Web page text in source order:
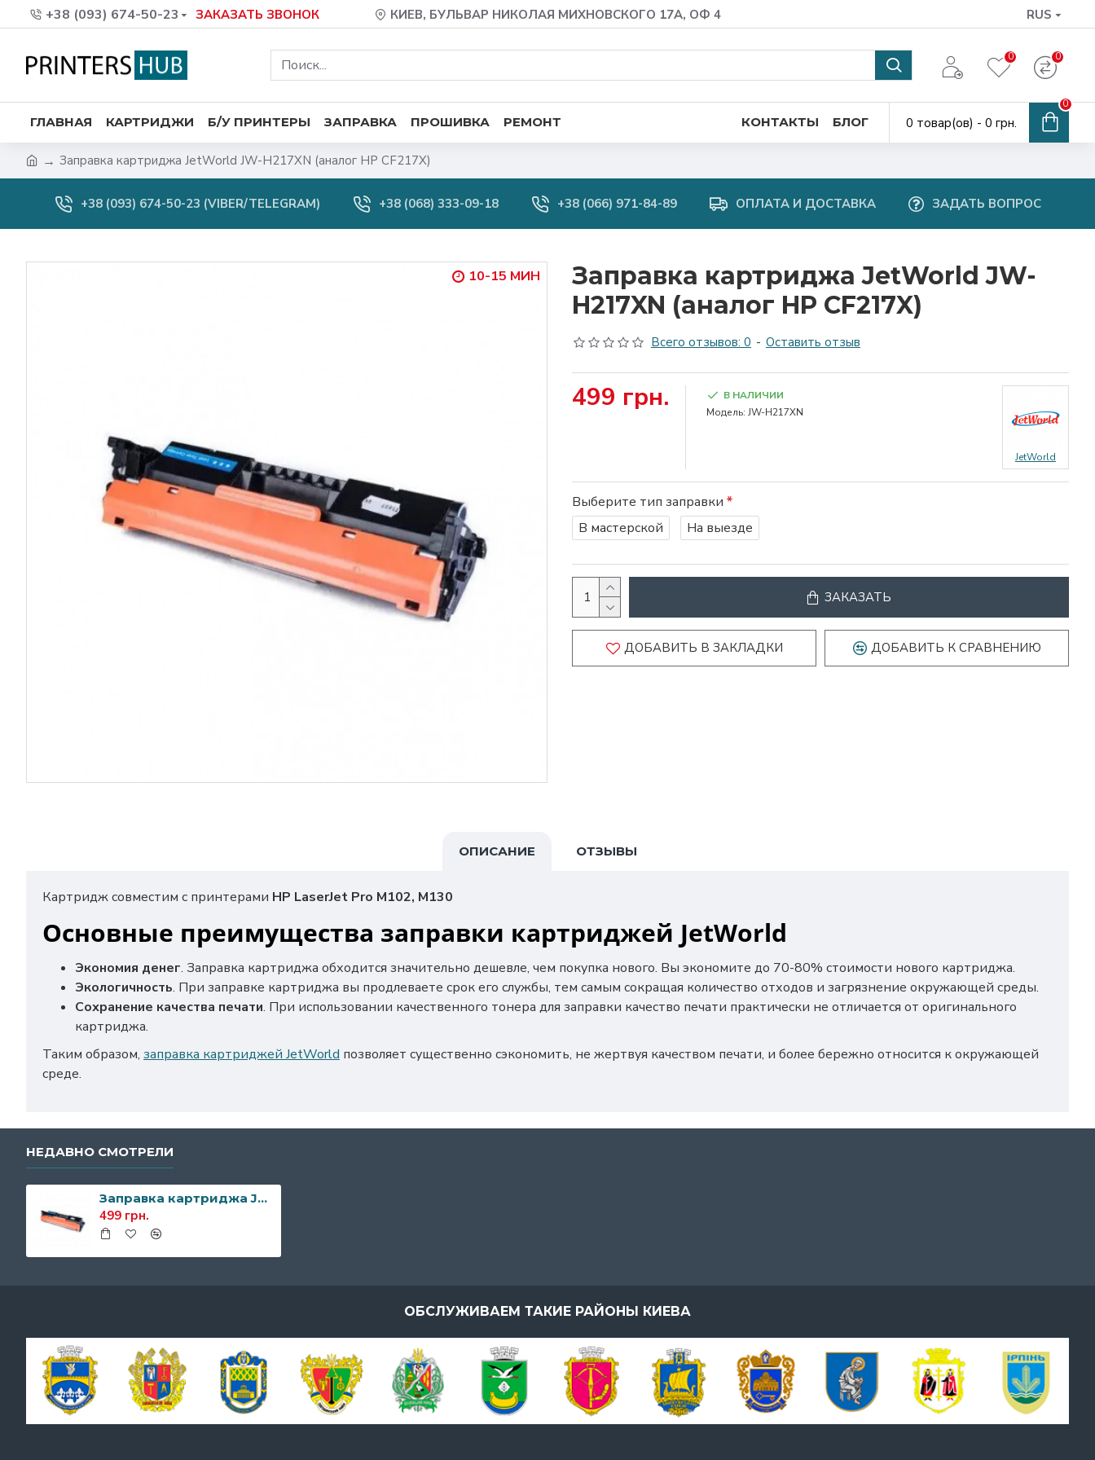
+38 (093) 674-50-23 ЗАКАЗАТЬ ЗВОНОК КИЕВ, БУЛЬВАР НИКОЛАЯ МИХНОВСКОГО 17А, ОФ 4 RUS
0 0
ГЛАВНАЯ КАРТРИДЖИ Б/У ПРИНТЕРЫ ЗАПРАВКА ПРОШИВКА РЕМОНТ КОНТАКТЫ БЛОГ 0 товар(ов) - 0 грн.
0
Заправка картриджа JetWorld JW-H217XN (аналог HP CF217X)
+38 (093) 674-50-23 (VIBER/TELEGRAM) +38 (068) 333-09-18 +38 (066) 971-84-89 ОПЛАТА И ДОСТАВКА ЗАДАТЬ ВОПРОС
10-15 МИН
Заправка картриджа JetWorld JW-
H217XN (аналог HP CF217X)
Всего отзывов: 0 - Оставить отзыв
499 грн.
В НАЛИЧИИ
Модель: JW-H217XN
JetWorld
Выберите тип заправки
В мастерской
На выезде
ЗАКАЗАТЬ
ДОБАВИТЬ В ЗАКЛАДКИ ДОБАВИТЬ К СРАВНЕНИЮ
ОПИСАНИЕ ОТЗЫВЫ
Картридж совместим с принтерами HP LaserJet Pro M102, M130
Основные преимущества заправки картриджей JetWorld
Экономия денег. Заправка картриджа обходится значительно дешевле, чем покупка нового. Вы экономите до 70-80% стоимости нового картриджа.
Экологичность. При заправке картриджа вы продлеваете срок его службы, тем самым сокращая количество отходов и загрязнение окружающей среды.
Сохранение качества печати. При использовании качественного тонера для заправки качество печати практически не отличается от оригинального
картриджа.
Таким образом, заправка картриджей JetWorld позволяет существенно сэкономить, не жертвуя качеством печати, и более бережно относится к окружающей
среде.
НЕДАВНО СМОТРЕЛИ
Заправка картриджа JetWorld JW-H217XN (аналог HP CF217X)
499 грн.
ОБСЛУЖИВАЕМ ТАКИЕ РАЙОНЫ КИЕВА